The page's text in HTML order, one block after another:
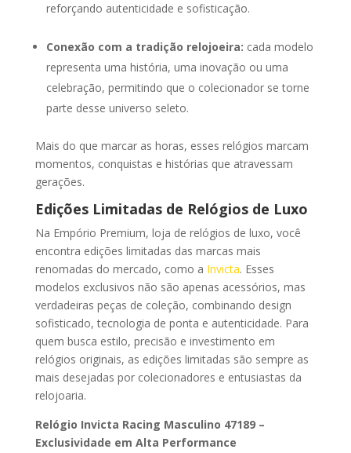
reforçando autenticidade e sofisticação.
Conexão com a tradição relojoeira: cada modelo
representa uma história, uma inovação ou uma
celebração, permitindo que o colecionador se torne
parte desse universo seleto.
Mais do que marcar as horas, esses relógios marcam
momentos, conquistas e histórias que atravessam
gerações.
Edições Limitadas de Relógios de Luxo
Na Empório Premium, loja de relógios de luxo, você
encontra edições limitadas das marcas mais
renomadas do mercado, como a Invicta. Esses
modelos exclusivos não são apenas acessórios, mas
verdadeiras peças de coleção, combinando design
sofisticado, tecnologia de ponta e autenticidade. Para
quem busca estilo, precisão e investimento em
relógios originais, as edições limitadas são sempre as
mais desejadas por colecionadores e entusiastas da
relojoaria.
Relógio Invicta Racing Masculino 47189 –
Exclusividade em Alta Performance